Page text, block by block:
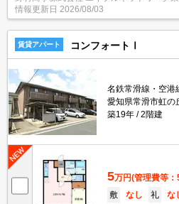
情報更新日 2026/08/03
賃貸アパート コンフォートⅠ
名鉄常滑線・空港
愛知県常滑市虹の
築19年
2階建
5万円(管理費等
敷
なし 礼
な